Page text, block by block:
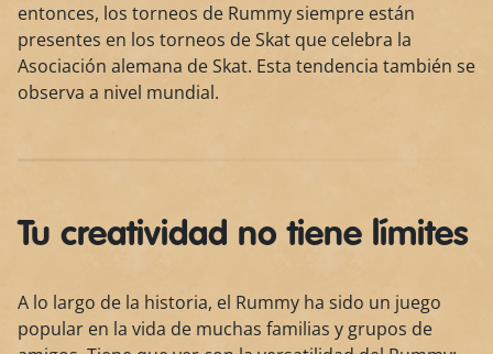
entonces, los torneos de Rummy siempre están
presentes en los torneos de Skat que celebra la
Asociación alemana de Skat. Esta tendencia también se
observa a nivel mundial.
Tu creatividad no tiene límites
A lo largo de la historia, el Rummy ha sido un juego
popular en la vida de muchas familias y grupos de